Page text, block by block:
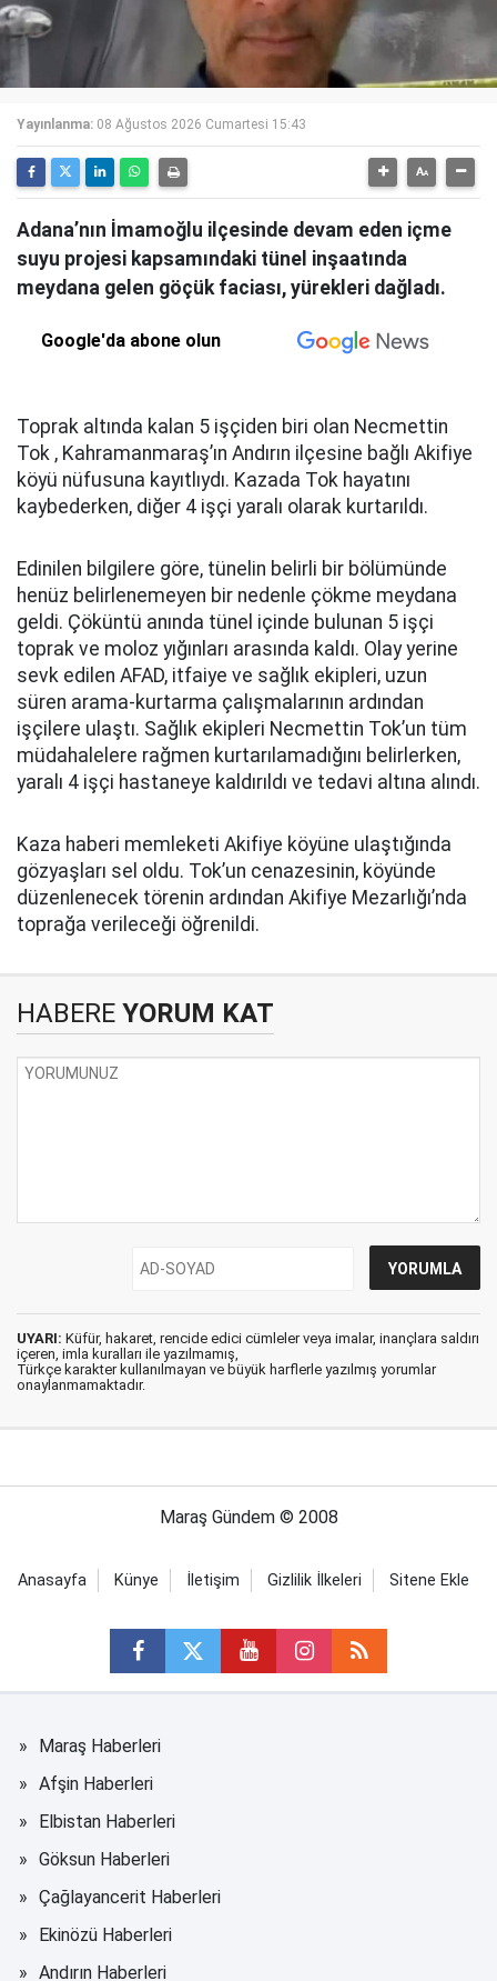
Yayınlanma: 08 Ağustos 2026 Cumartesi 15:43
Adana’nın İmamoğlu ilçesinde devam eden içme
suyu projesi kapsamındaki tünel inşaatında
meydana gelen göçük faciası, yürekleri dağladı.
Google'da abone olun
Toprak altında kalan 5 işçiden biri olan Necmettin
Tok , Kahramanmaraş’ın Andırın ilçesine bağlı Akifiye
köyü nüfusuna kayıtlıydı. Kazada Tok hayatını
kaybederken, diğer 4 işçi yaralı olarak kurtarıldı.
Edinilen bilgilere göre, tünelin belirli bir bölümünde
henüz belirlenemeyen bir nedenle çökme meydana
geldi. Çöküntü anında tünel içinde bulunan 5 işçi
toprak ve moloz yığınları arasında kaldı. Olay yerine
sevk edilen AFAD, itfaiye ve sağlık ekipleri, uzun
süren arama-kurtarma çalışmalarının ardından
işçilere ulaştı. Sağlık ekipleri Necmettin Tok’un tüm
müdahalelere rağmen kurtarılamadığını belirlerken,
yaralı 4 işçi hastaneye kaldırıldı ve tedavi altına alındı.
Kaza haberi memleketi Akifiye köyüne ulaştığında
gözyaşları sel oldu. Tok’un cenazesinin, köyünde
düzenlenecek törenin ardından Akifiye Mezarlığı’nda
toprağa verileceği öğrenildi.
HABERE YORUM KAT
UYARI: Küfür, hakaret, rencide edici cümleler veya imalar, inançlara saldırı
içeren, imla kuralları ile yazılmamış,
Türkçe karakter kullanılmayan ve büyük harflerle yazılmış yorumlar
onaylanmamaktadır.
Maraş Gündem © 2008
Anasayfa Künye İletişim Gizlilik İlkeleri Sitene Ekle
Maraş Haberleri
Afşin Haberleri
Elbistan Haberleri
Göksun Haberleri
Çağlayancerit Haberleri
Ekinözü Haberleri
Andırın Haberleri